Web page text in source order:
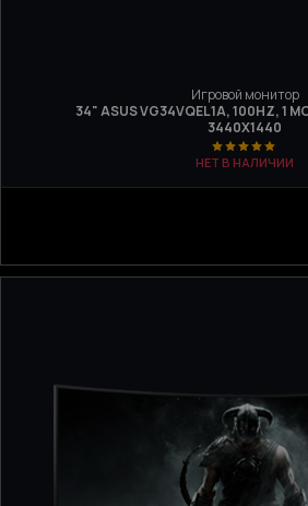
Игровой монитор
34" ASUS VG34VQEL1A, 100HZ, 1
3440Х1440
НЕТ В НАЛИЧИИ